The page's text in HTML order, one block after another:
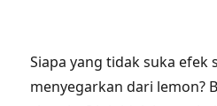
Siapa yang tidak suka efek
menyegarkan dari lemon?